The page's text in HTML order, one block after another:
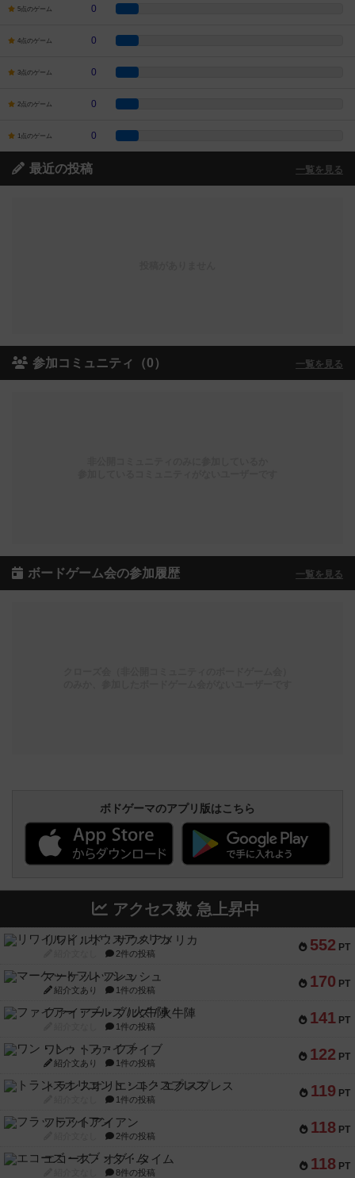
5点のゲーム 0
4点のゲーム 0
3点のゲーム 0
2点のゲーム 0
1点のゲーム 0
最近の投稿 一覧を見る
参加コミュニティ（0） 一覧を見る
ボードゲーム会の参加履歴 一覧を見る
ボドゲーマのアプリ版はこちら
アクセス数 急上昇中
552 PT
リワイルド：サウスアメリカ
2件の投稿
170 PT
マーケットフレッシュ
紹介文あり 1件の投稿
141 PT
ファイアー・ブルズ / 火牛陣
1件の投稿
122 PT
ワン・トゥ・ファイブ
紹介文あり 1件の投稿
119 PT
トランスオリエント・エクスプレス
1件の投稿
118 PT
フラットアイアン
2件の投稿
118 PT
エコーズ・オブ・タイム
8件の投稿